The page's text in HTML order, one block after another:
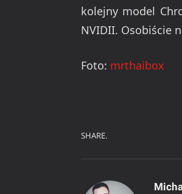
kolejny model
NVIDII. Osobiście
Foto: mrthaibox
SHARE.